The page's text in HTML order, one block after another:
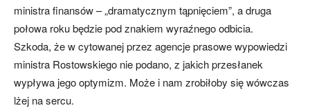
ministra finansów – „dramatycznym tąpnięciem”, a druga
połowa roku będzie pod znakiem wyraźnego odbicia.
Szkoda, że w cytowanej przez agencje prasowe wypowiedzi
ministra Rostowskiego nie podano, z jakich przesłanek
wypływa jego optymizm. Może i nam zrobiłoby się wówczas
lżej na sercu.